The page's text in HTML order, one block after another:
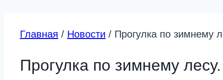
Главная / Новости / Прогулка по зимнему
Прогулка по зимнему лесу.